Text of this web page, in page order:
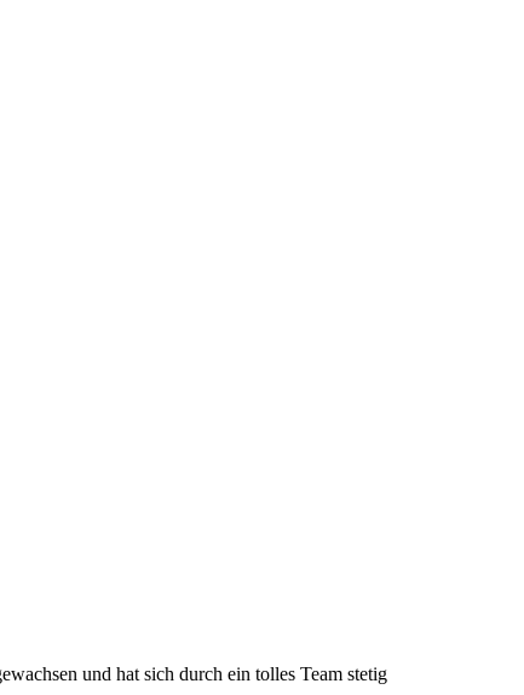
und hat sich durch ein tolles Team stetig